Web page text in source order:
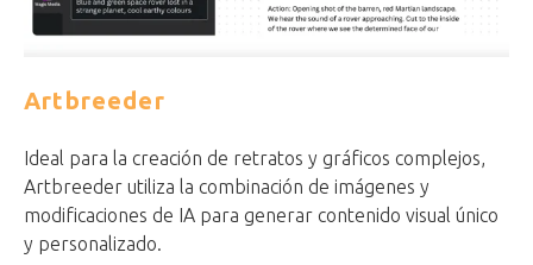
Artbreeder
Ideal para la creación de retratos y gráficos complejos,
Artbreeder utiliza la combinación de imágenes y
modificaciones de IA para generar contenido visual único
y personalizado.